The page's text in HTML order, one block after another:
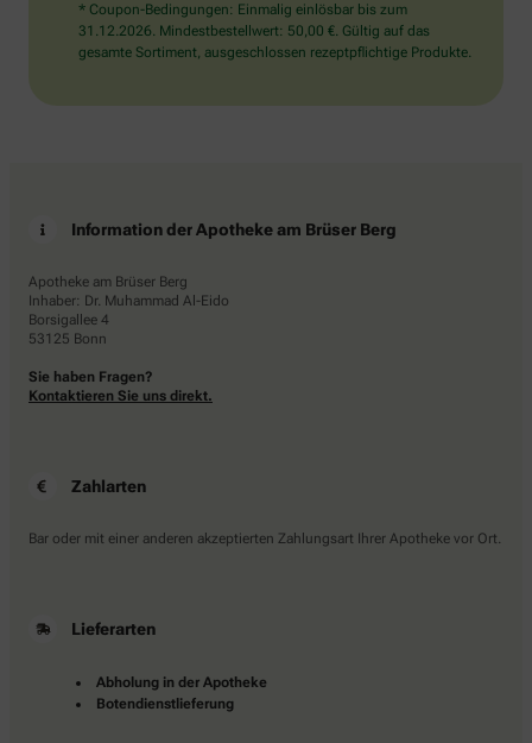
* Coupon-Bedingungen: Einmalig einlösbar bis zum
31.12.2026. Mindestbestellwert: 50,00 €. Gültig auf das
gesamte Sortiment, ausgeschlossen rezeptpflichtige Produkte.
Information der Apotheke am Brüser Berg
Apotheke am Brüser Berg
Inhaber: Dr. Muhammad Al-Eido
Borsigallee 4
53125 Bonn
Sie haben Fragen?
Kontaktieren Sie uns direkt.
Zahlarten
Bar oder mit einer anderen akzeptierten Zahlungsart Ihrer Apotheke vor Ort.
Lieferarten
Abholung in der Apotheke
Botendienstlieferung